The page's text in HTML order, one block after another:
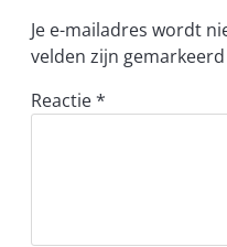
Je e-mailadres wordt
velden zijn
Reactie*